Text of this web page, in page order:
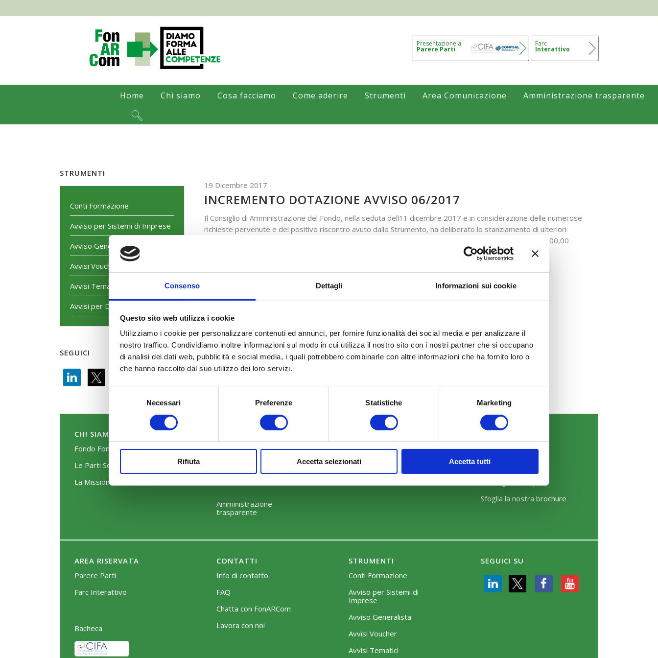
Consenso Dettagli Informazioni sui cookie
Questo sito web utilizza i cookie
Utilizziamo i cookie per personalizzare contenuti ed annunci, per fornire funzionalità dei social media e per analizzare il
nostro traffico. Condividiamo inoltre informazioni sul modo in cui utilizza il nostro sito con i nostri partner che si occupano
di analisi dei dati web, pubblicità e social media, i quali potrebbero combinarle con altre informazioni che ha fornito loro o
che hanno raccolto dal suo utilizzo dei loro servizi.
consenso
Necessari Preferenze Statistiche Marketing
Rifiuta Accetta selezionati Accetta tutti
Presentazione a
Parere Parti
Farc
Interattivo
Home Chi siamo Cosa facciamo Come aderire Strumenti Area Comunicazione Amministrazione trasparente
STRUMENTI
Conti Formazione
Avviso per Sistemi di Imprese
Avviso Generalista
Avvisi Voucher
Avvisi Tematici
Avvisi per Dirigenti
SEGUICI
19 Dicembre 2017
INCREMENTO DOTAZIONE AVVISO 06/2017
Il Consiglio di Amministrazione del Fondo, nella seduta dell11 dicembre 2017 e in considerazione delle numerose
richieste pervenute e del positivo riscontro avuto dallo Strumento, ha deliberato lo stanziamento di ulteriori 
1.500.000,00 sullAvviso 06/2017, portando la dotazione economica complessiva dellAvviso ad  7.500.000,00
CHI SIAMO
Fondo FonARCom
Le Parti Sociali
La Mission
COSA FACCIAMO
Perché scegliere FonARCom
Amministrazione
trasparente
COME ADERIRE
Modalità di adesione
Mobilità e Portabilità
COMUNICAZIONI
News
Eventi
Sfoglia la nostra brochure
AREA RISERVATA
Parere Parti
Farc Interattivo
Bacheca
CONTATTI
Info di contatto
FAQ
Chatta con FonARCom
Lavora con noi
STRUMENTI
Conti Formazione
Avviso per Sistemi di
Imprese
Avviso Generalista
Avvisi Voucher
Avvisi Tematici
SEGUICI SU